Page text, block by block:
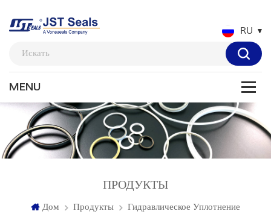
RU
ПРОДУКТЫ
Дом Продукты Гидравлическое Уплотнение